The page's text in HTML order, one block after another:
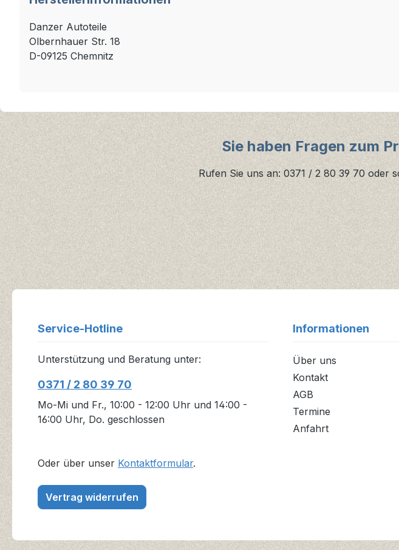
Danzer Autoteile
Olbernhauer Str. 18
D-09125 Chemnitz
Sie haben Fragen zum
Rufen Sie uns an: 0371 / 2 80 39 70 oder
Service-Hotline
Unterstützung und Beratung unter:
0371 / 2 80 39 70
Mo-Mi und Fr., 10:00 - 12:00 Uhr und 14:00 -
16:00 Uhr, Do. geschlossen
Oder über unser Kontaktformular.
Vertrag widerrufen
Informationen
Über uns
Kontakt
AGB
Termine
Anfahrt